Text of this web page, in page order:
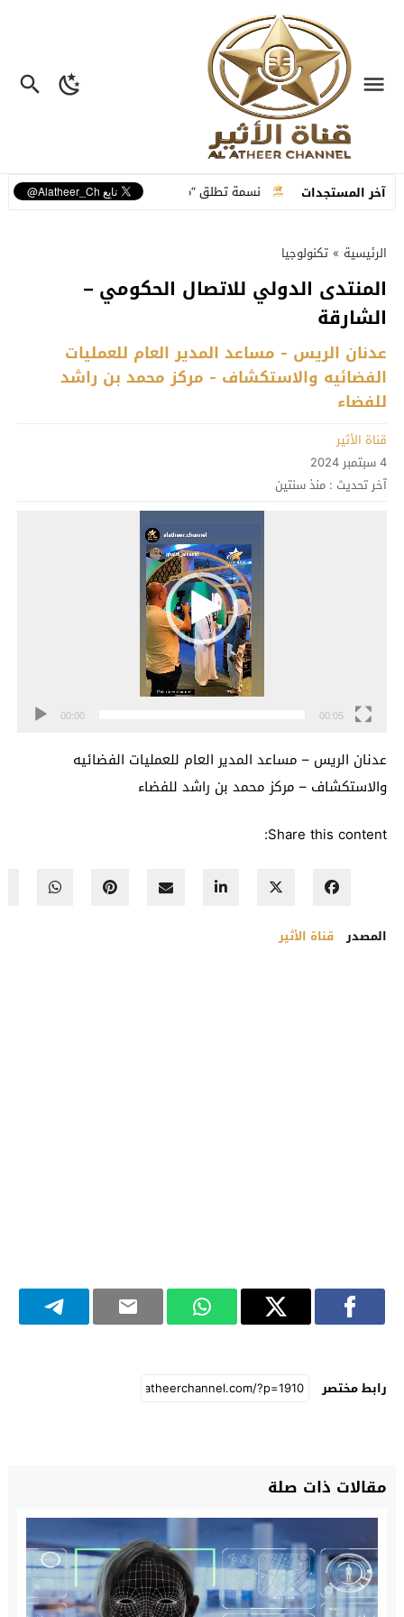
آخر المستجدات
متكاملة نسمة تطلق “ما عم بنساك”.. أغنية مصوّرة تحوّل وجع الفراق
الرئيسية » تكنولوجيا
المنتدى الدولي للاتصال الحكومي –
الشارقة
عدنان الريس - مساعد المدير العام للعمليات
الفضائيه والاستكشاف - مركز محمد بن راشد
للفضاء
قناة الأثير
4 سبتمبر 2024
آخر تحديث : منذ سنتين
00:00 00:05
عدنان الريس – مساعد المدير العام للعمليات الفضائيه
والاستكشاف – مركز محمد بن راشد للفضاء
Share this content:
المصدر قناة الأثير
رابط مختصر
مقالات ذات صلة